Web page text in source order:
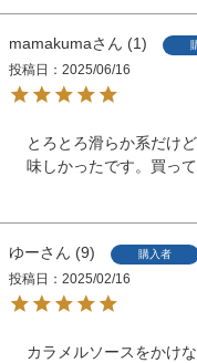
mamakuma 1
投稿日
2025/06/16
とろとろ滑らか系だけ
味しかったです。買っ
ゆー 9 購入者
投稿日
2025/02/16
カラメルソースをかけ